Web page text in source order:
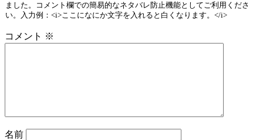
ました。コメント欄での簡易的なネタバレ防止機能としてご利用くださ
い。入力例：<i>ここになにか文字を入れると白くなります。</i>
コメント ※
名前